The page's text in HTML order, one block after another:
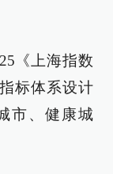
《上海指数
标体系设计
市、健康城